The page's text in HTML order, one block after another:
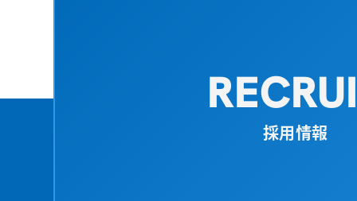
採用情報